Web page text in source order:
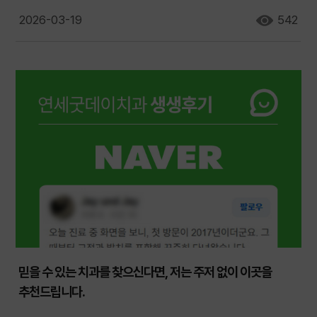
2026-03-19 542
믿을 수 있는 치과를 찾으신다면, 저는 주저 없이 이곳을
추천드립니다.